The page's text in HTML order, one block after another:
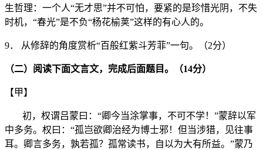
生哲理：一个人“无才思”并不可怕，要紧的是珍惜光阴，不失
时机，“春光”是不负“杨花榆荚”这样的有心人的。
9． 从修辞的角度赏析“百般红紫斗芳菲”一句。（2分）
（二）阅读下面文言文，完成后面题目。（14分）
【甲】
ㅤㅤ初，权谓吕蒙曰：“卿今当涂掌事，不可不学！”蒙辞以军
中多务。权曰：“孤岂欲卿治经为博士邪！但当涉猎，见往事
耳。卿言多务，孰若孤？孤常读书，自以为大有所益。”蒙乃